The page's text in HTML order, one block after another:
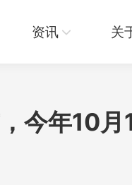
资讯 关
今年10月
关于